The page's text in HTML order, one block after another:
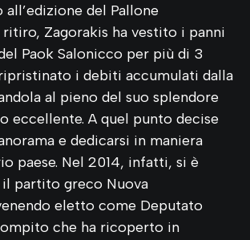
del Pallone
ritiro, Zagorakis ha vestito i panni
Paok Salonicco per più di 3
i debiti accumulati dalla
al pieno del suo splendore
eccellente. A quel punto decise
e dedicarsi in maniera
paese. Nel 2014, infatti, si è
partito greco Nuova
eletto come Deputato
che ha ricoperto in